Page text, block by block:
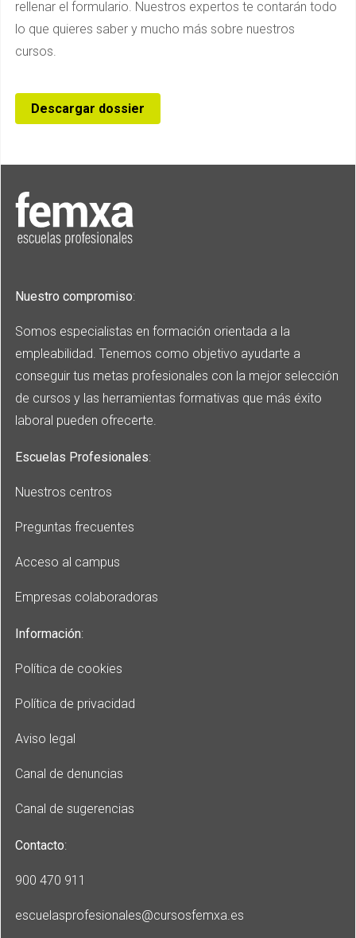
rellenar el formulario. Nuestros expertos te contarán todo
lo que quieres saber y mucho más sobre nuestros
cursos.
Descargar dossier
Nuestro compromiso:
Somos especialistas en formación orientada a la
empleabilidad. Tenemos como objetivo ayudarte a
conseguir tus metas profesionales con la mejor selección
de cursos y las herramientas formativas que más éxito
laboral pueden ofrecerte.
Escuelas Profesionales:
Nuestros centros
Preguntas frecuentes
Acceso al campus
Empresas colaboradoras
Información:
Política de cookies
Política de privacidad
Aviso legal
Canal de denuncias
Canal de sugerencias
Contacto:
900 470 911
escuelasprofesionales@cursosfemxa.es